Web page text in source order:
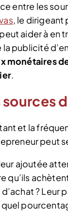
entre les
, le dirigeant
aider à en
la publicité
monétaires
.
et la
peut
ajoutée
qu’ils
? Leur